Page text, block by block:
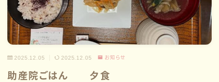
サポート内容
お産サポート
2025.12.05 2025.12.05 お知らせ
助産院ごはん 夕食